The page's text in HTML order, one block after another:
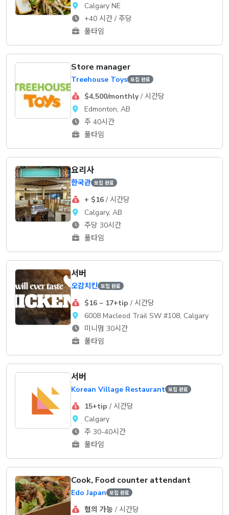
Calgary NE
+40 시간 / 주당
풀타임
Store manager
Treehouse Toys 모집 완료
$4,500/monthly/ 시간당
Edmonton, AB
주 40시간
풀타임
요리사
한국관 모집 완료
+ $16/ 시간당
Calgary, AB
주당 30시간
풀타임
서버
오감치킨 모집 완료
$16 ~ 17+tip / 시간당
6008 Macleod Trail SW #108, Calgary
미니멈 30시간
풀타임
서버
Korean Village Restaurant 모집 완료
15+tip / 시간당
Calgary
주 30-40시간
풀타임
Cook, Food counter attendant
Edo Japan 모집 완료
협의 가능 / 시간당